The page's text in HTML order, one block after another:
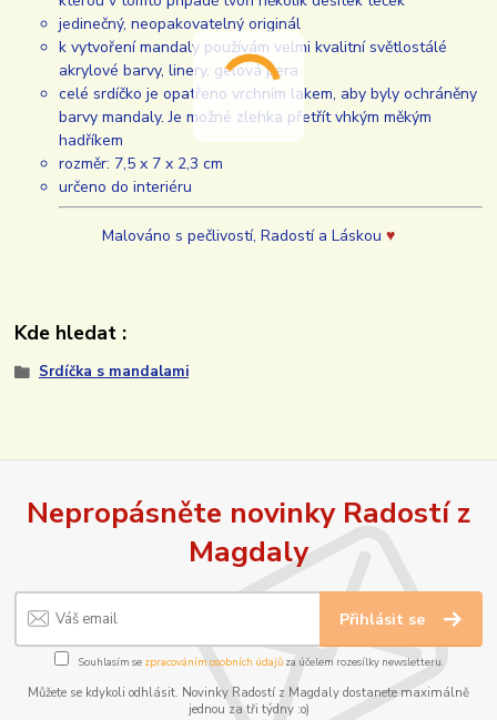
jedinečný, neopakovatelný originál
k vytvoření mandaly používám velmi kvalitní světlostálé
akrylové barvy, linery, gelová pera
celé srdíčko je opatřeno vrchním lakem, aby byly ochráněny
barvy mandaly. Je možné zlehka přetřít vhkým měkým
hadříkem
rozměr: 7,5 x 7 x 2,3 cm
určeno do interiéru
Malováno s pečlivostí, Radostí a Láskou ♥
Kde hledat :
Srdíčka s mandalami
Nepropásněte novinky Radostí z
Magdaly
Přihlásit se
Souhlasím se zpracováním osobních údajůza účelem rozesílky newsletteru.
Můžete se kdykoli odhlásit. Novinky Radostí z Magdaly dostanete maximálně
jednou za tři týdny :o)